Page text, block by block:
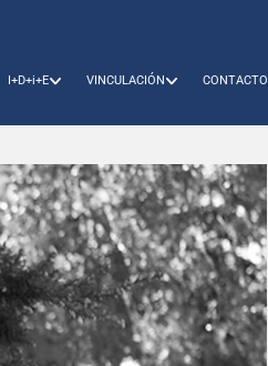
I+D+i+E VINCULACIÓN CONTACTO